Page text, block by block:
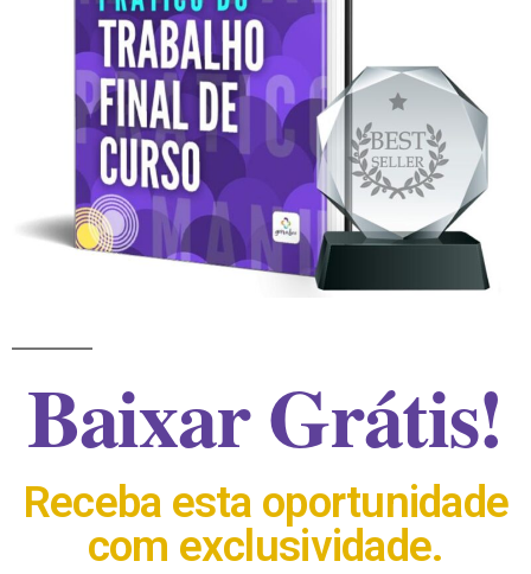
Baixar Grátis!
Receba esta oportunidade
com exclusividade.